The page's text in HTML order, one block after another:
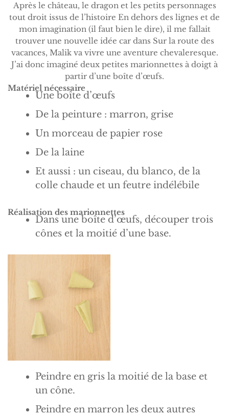
Après le château, le dragon et les petits personnages
tout droit issus de l’histoire En dehors des lignes et de
mon imagination (il faut bien le dire), il me fallait
trouver une nouvelle idée car dans Sur la route des
vacances, Malik va vivre une aventure chevaleresque.
J’ai donc imaginé deux petites marionnettes à doigt à
partir d’une boîte d’œufs.
Matériel nécessaire
Une boîte d’œufs
De la peinture : marron, grise
Un morceau de papier rose
De la laine
Et aussi : un ciseau, du blanco, de la
colle chaude et un feutre indélébile
Réalisation des marionnettes
Dans une boîte d’œufs, découper trois
cônes et la moitié d’une base.
Peindre en gris la moitié de la base et
un cône.
Peindre en marron les deux autres